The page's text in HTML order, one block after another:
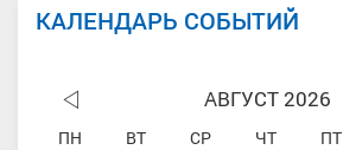
КАЛЕНДАРЬ СОБЫТИЙ
АВГУСТ 2026
ПН ВТ СР ЧТ ПТ